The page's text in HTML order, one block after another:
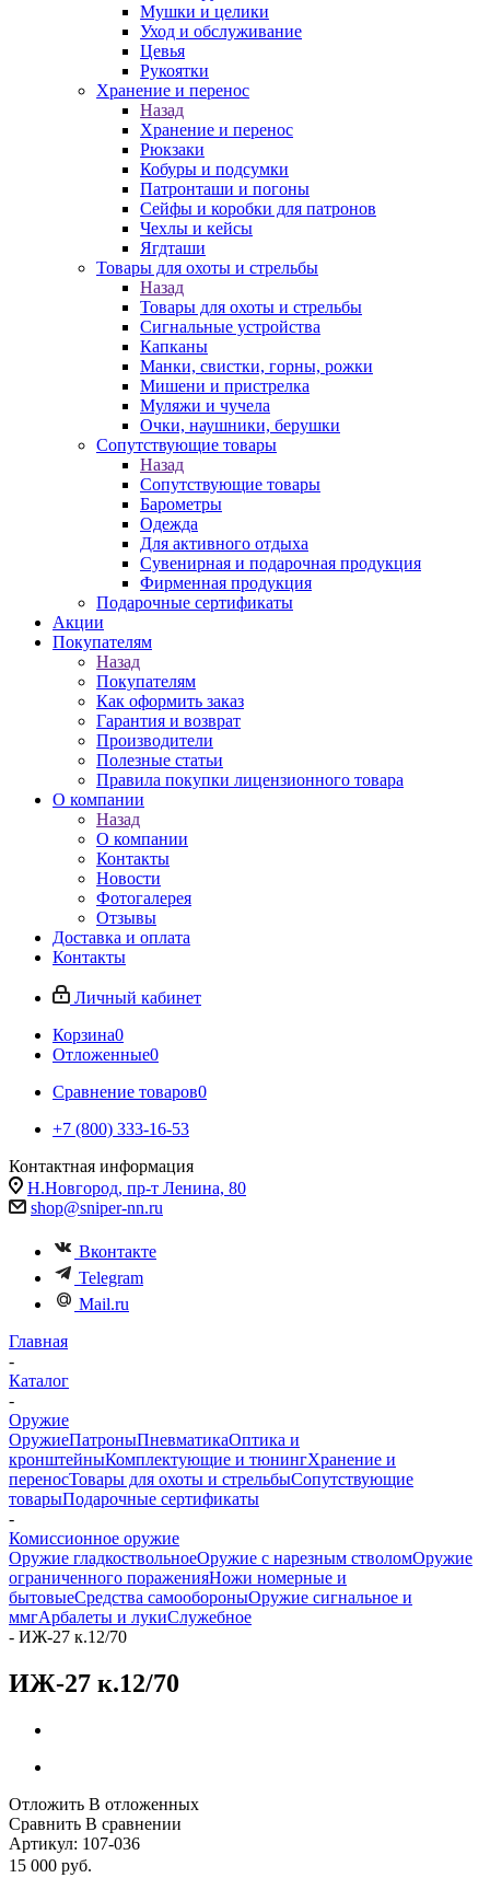
Мушки и целики
Уход и обслуживание
Цевья
Рукоятки
Хранение и перенос
Назад
Хранение и перенос
Рюкзаки
Кобуры и подсумки
Патронташи и погоны
Сейфы и коробки для патронов
Чехлы и кейсы
Ягдташи
Товары для охоты и стрельбы
Назад
Товары для охоты и стрельбы
Сигнальные устройства
Капканы
Манки, свистки, горны, рожки
Мишени и пристрелка
Муляжи и чучела
Очки, наушники, берушки
Сопутствующие товары
Назад
Сопутствующие товары
Барометры
Одежда
Для активного отдыха
Сувенирная и подарочная продукция
Фирменная продукция
Подарочные сертификаты
Акции
Покупателям
Назад
Покупателям
Как оформить заказ
Гарантия и возврат
Производители
Полезные статьи
Правила покупки лицензионного товара
О компании
Назад
О компании
Контакты
Новости
Фотогалерея
Отзывы
Доставка и оплата
Контакты
Личный кабинет
Корзина0
Отложенные0
Сравнение товаров0
+7 (800) 333-16-53
Контактная информация
Н.Новгород, пр-т Ленина, 80
shop@sniper-nn.ru
Вконтакте
Telegram
Mail.ru
Главная
-
Каталог
-
Оружие
ОружиеПатроныПневматикаОптика и
кронштейныКомплектующие и тюнингХранение и
переносТовары для охоты и стрельбыСопутствующие
товарыПодарочные сертификаты
-
Комиссионное оружие
Оружие гладкоствольноеОружие с нарезным стволомОружие
ограниченного пораженияНожи номерные и
бытовыеСредства самообороныОружие сигнальное и
ммгАрбалеты и лукиСлужебное
- ИЖ-27 к.12/70
ИЖ-27 к.12/70
Отложить В отложенных
Сравнить В сравнении
Артикул: 107-036
15 000 руб.